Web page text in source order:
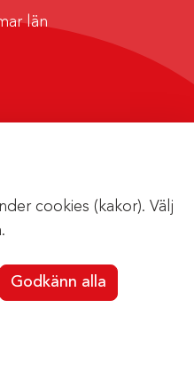
cookies (kakor). Välj
Godkänn alla
län